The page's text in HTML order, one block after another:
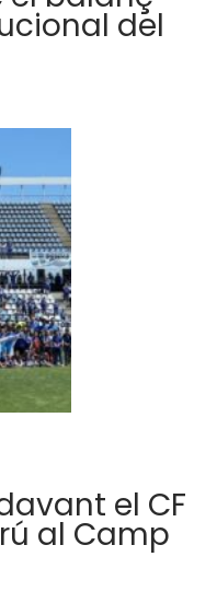
del
el CF
al Camp